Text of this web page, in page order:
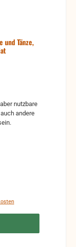
Tänze,
andere